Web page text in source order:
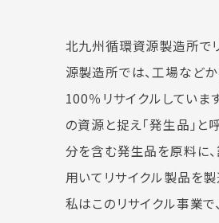
北九州循環資源製造所で
源製造所では、工場など
100％リサイクルしていま
の資源と捉え「発生品」
分を含む発生品を原料に
用いてリサイクル製品を製
私はこのリサイクル事業